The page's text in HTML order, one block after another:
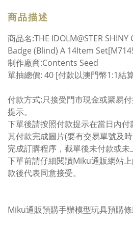
商品描述
商品名:THE IDOLM@STER
Badge (Blind) A 14Item
制作廠商:Contents Seed
單抽總價: 40 [付款以澳門幣1:1結
付款方式:只接受門市現金或聚易
提示。
下單後請按照付款提示在當日內
其付款完成圖片(要有交易單號及
完成訂購程序，截單後未付款或未
下單前請仔細閱讀Miku通販網站
款後代表同意接受。
Miku通販預購手辦模型玩具預購